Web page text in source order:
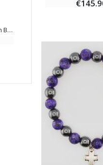
Croix Enfant en Bois Eglise Papillons et Arc-en-ciel 15 cm
€4.90